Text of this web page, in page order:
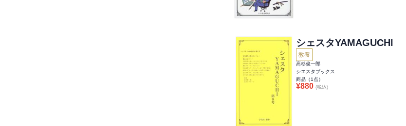
シェスタYAMAGUCHI
教養
高杉俊一郎
シエスタブックス
商品（1 点）
¥880 (税込)